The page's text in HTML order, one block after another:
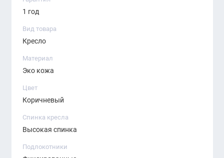
1 год
Вид товара
Кресло
Материал
Эко кожа
Цвет
Коричневый
Спинка кресла
Высокая спинка
Подлокотники